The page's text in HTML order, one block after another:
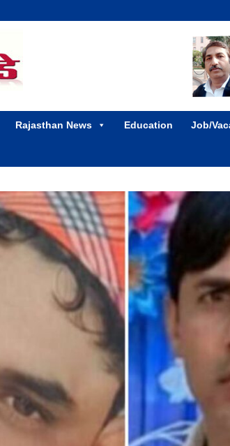
Rajasthan News Education Job/